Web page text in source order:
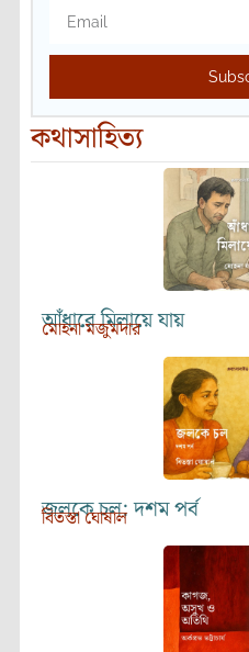
কথাসাহিত্য
আঁধারে মিলায়ে যায়
মোহনা মজুমদার
জলকে চল: দশম পর্ব
বিতস্তা ঘোষাল